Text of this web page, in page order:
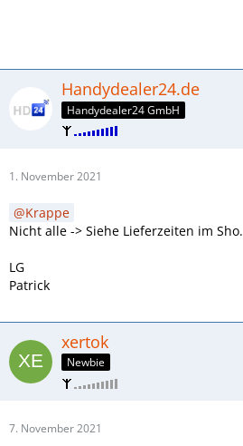
Handydealer24.de
Handydealer24 GmbH
1. November 2021
Krappe
Nicht alle -> Siehe Lieferzeiten im Sho.
LG
Patrick
xertok
Newbie
7. November 2021